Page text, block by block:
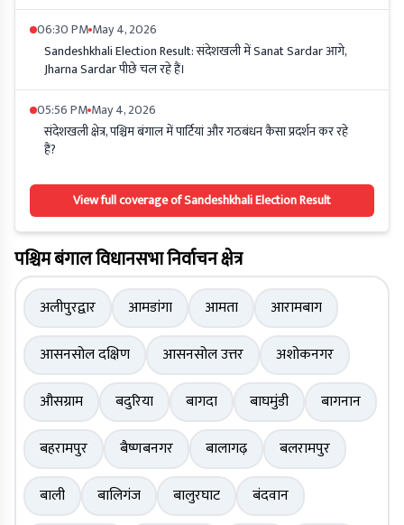
06:30 PM May 4, 2026
Sandeshkhali Election Result: संदेशखली में Sanat Sardar आगे,
Jharna Sardar पीछे चल रहे हैं।
05:56 PM May 4, 2026
संदेशखली क्षेत्र, पश्चिम बंगाल में पार्टियां और गठबंधन कैसा प्रदर्शन कर रहे
हैं?
View full coverage of Sandeshkhali Election Result
पश्चिम बंगाल विधानसभा निर्वाचन क्षेत्र
अलीपुरद्वार आमडांगा आमता
आरामबाग
आसनसोल दक्षिण
आसनसोल उत्तर
अशोकनगर
औसग्राम
बदुरिया बागदा बाघमुंडी
बागनान
बहरामपुर
बैष्णबनगर बालागढ़
बलरामपुर
बाली
बालिगंज बालुरघाट
बंदवान